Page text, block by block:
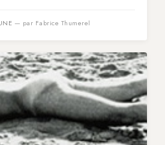
— par Fabrice Thumerel